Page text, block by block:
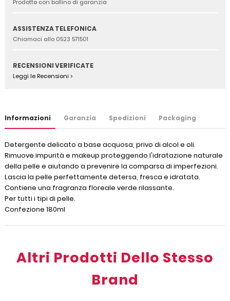
Prodotto con bollino di garanzia
ASSISTENZA TELEFONICA
Chiamaci allo 0523 571501
RECENSIONI VERIFICATE
Leggi le Recensioni >
Informazioni Garanzia Spedizioni Packaging
Detergente delicato a base acquosa, privo di alcol e oli.
Rimuove impurità e makeup proteggendo l'idratazione naturale
della pelle e aiutando a prevenire la comparsa di imperfezioni.
Lascia la pelle perfettamente detersa, fresca e idratata.
Contiene una fragranza floreale verde rilassante.
Per tutti i tipi di pelle.
Confezione 180ml
Altri Prodotti Dello Stesso
Brand